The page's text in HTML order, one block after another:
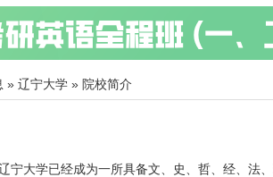
» 辽宁大学 » 院校简介
宁大学已经成为一所具备文、史、哲、经、法